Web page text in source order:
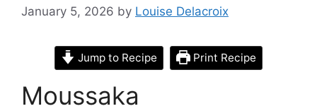
January 5, 2026 by Louise Delacroix
Jump to Recipe Print Recipe
Moussaka